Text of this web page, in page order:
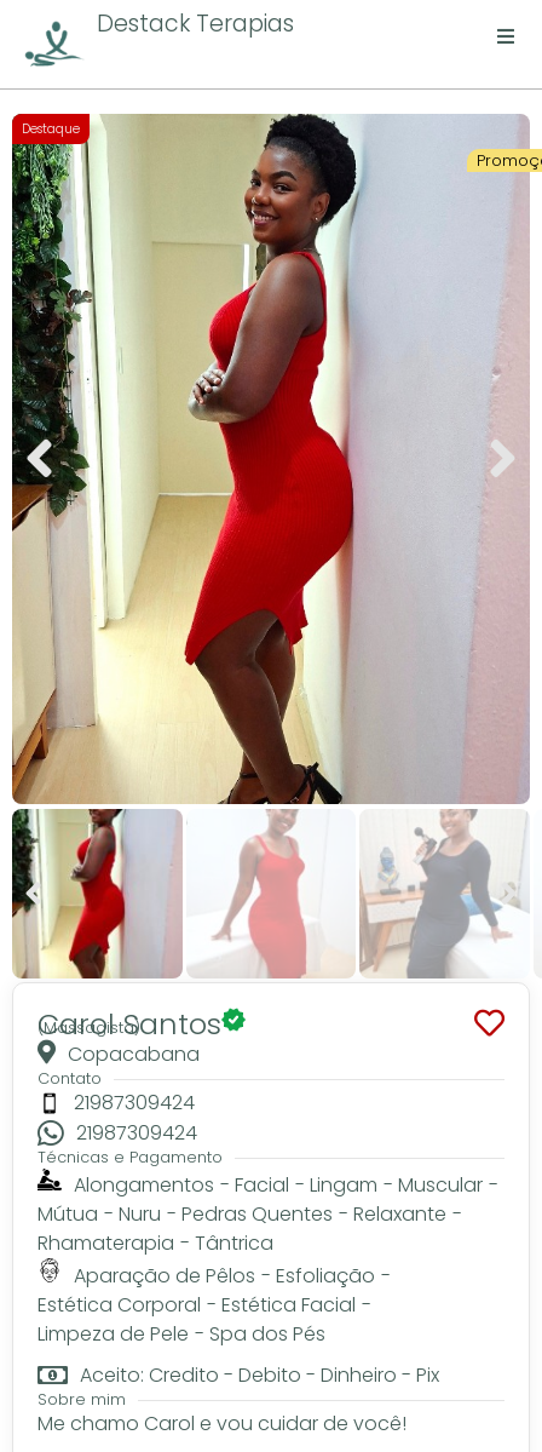
Destack Terapias
Destaque
Carol Santos
(Massagista)
Copacabana
Contato
21987309424
21987309424
Técnicas e Pagamento
Alongamentos - Facial - Lingam - Muscular -
Mútua - Nuru - Pedras Quentes - Relaxante -
Rhamaterapia - Tântrica
Aparação de Pêlos - Esfoliação -
Estética Corporal - Estética Facial -
Limpeza de Pele - Spa dos Pés
Aceito: Credito - Debito - Dinheiro - Pix
Sobre mim
Me chamo Carol e vou cuidar de você!